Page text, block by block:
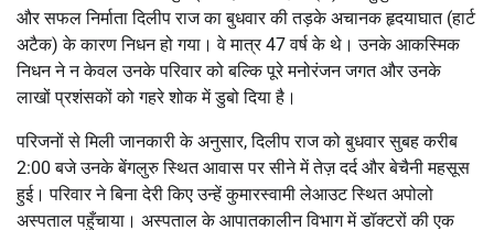
और सफल निर्माता दिलीप राज का बुधवार की तड़के अचानक हृदयाघात (हार्ट
अटैक) के कारण निधन हो गया। वे मात्र 47 वर्ष के थे। उनके आकस्मिक
निधन ने न केवल उनके परिवार को बल्कि पूरे मनोरंजन जगत और उनके
लाखों प्रशंसकों को गहरे शोक में डुबो दिया है।
परिजनों से मिली जानकारी के अनुसार, दिलीप राज को बुधवार सुबह करीब
2:00 बजे उनके बेंगलुरु स्थित आवास पर सीने में तेज़ दर्द और बेचैनी महसूस
हुई। परिवार ने बिना देरी किए उन्हें कुमारस्वामी लेआउट स्थित अपोलो
अस्पताल पहुँचाया। अस्पताल के आपातकालीन विभाग में डॉक्टरों की एक